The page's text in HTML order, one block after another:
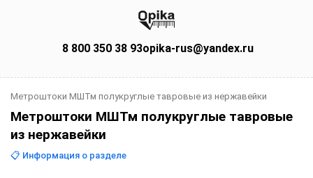
8 800 350 38 93opika-rus@yandex.ru
Метроштоки МШТм полукруглые тавровые из нержавейки
Метроштоки МШТм полукруглые тавровые
из нержавейки
📋 Информация о разделе